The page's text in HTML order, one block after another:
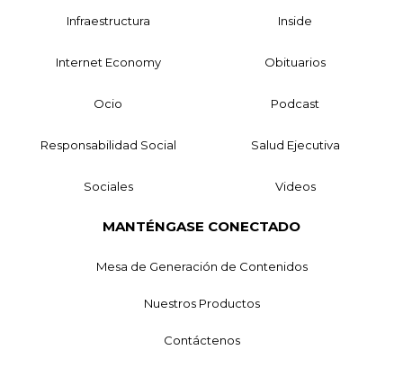
Infraestructura Inside
Internet Economy Obituarios
Ocio Podcast
Responsabilidad Social Salud Ejecutiva
Sociales Videos
MANTÉNGASE CONECTADO
Mesa de Generación de Contenidos
Nuestros Productos
Contáctenos